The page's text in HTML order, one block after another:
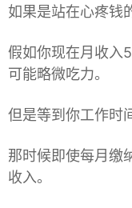
如果是站在心疼钱
假如你现在月收入
可能略微吃力。
但是等到你工作时
那时候即使每月缴
收入。